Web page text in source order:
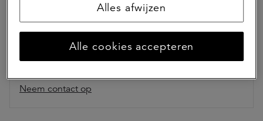
Mariëlle Diddens
Mariëlle is marketing & communicatie adviseur bij
Neem contact op
Alles afwijzen
Alle cookies accepteren